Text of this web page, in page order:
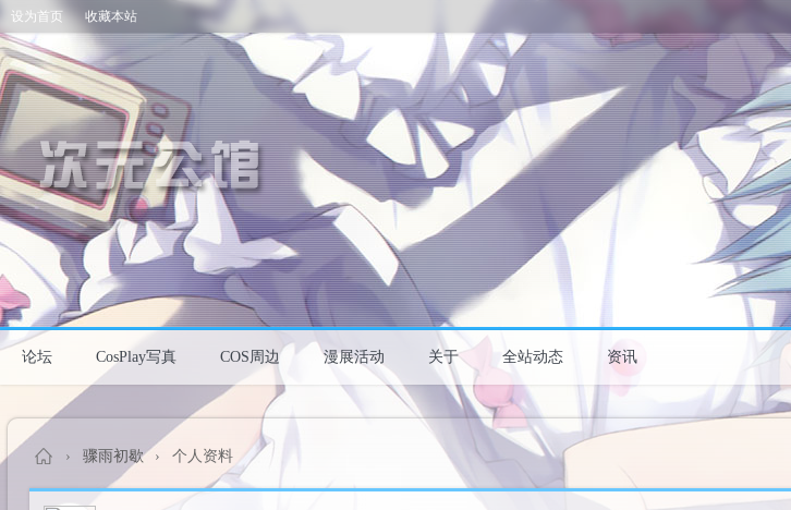
设为首页 收藏本站
论坛 CosPlay写真 COS周边 漫展活动 关于 全站动态 资讯
› 骤雨初歇 › 个人资料